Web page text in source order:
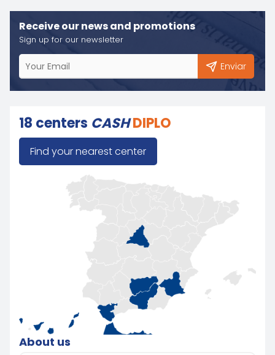
Receive our news and promotions
Sign up for our newsletter
Enviar
18 centers CASHDIPLO
Find your nearest center
About us